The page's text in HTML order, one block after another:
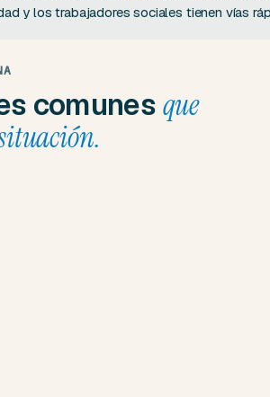
y los trabajadores sociales tienen vías
comunesque